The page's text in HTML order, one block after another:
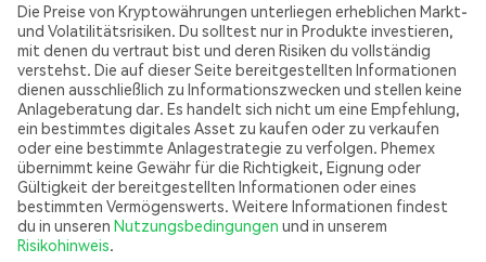
Die Preise von Kryptowährungen unterliegen erheblichen Markt-
und Volatilitätsrisiken. Du solltest nur in Produkte investieren,
mit denen du vertraut bist und deren Risiken du vollständig
verstehst. Die auf dieser Seite bereitgestellten Informationen
dienen ausschließlich zu Informationszwecken und stellen keine
Anlageberatung dar. Es handelt sich nicht um eine Empfehlung,
ein bestimmtes digitales Asset zu kaufen oder zu verkaufen
oder eine bestimmte Anlagestrategie zu verfolgen. Phemex
übernimmt keine Gewähr für die Richtigkeit, Eignung oder
Gültigkeit der bereitgestellten Informationen oder eines
bestimmten Vermögenswerts. Weitere Informationen findest
du in unseren Nutzungsbedingungen und in unserem
Risikohinweis.